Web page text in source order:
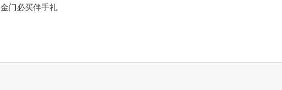
金门必买伴手礼